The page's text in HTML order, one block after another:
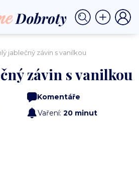
jablečný závin s vanilkou
závin s vanilkou
Komentáře
Vaření: 20 minut